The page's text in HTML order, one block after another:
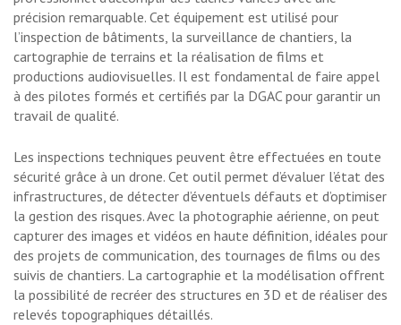
précision remarquable. Cet équipement est utilisé pour
l’inspection de bâtiments, la surveillance de chantiers, la
cartographie de terrains et la réalisation de films et
productions audiovisuelles. Il est fondamental de faire appel
à des pilotes formés et certifiés par la DGAC pour garantir un
travail de qualité.
Les inspections techniques peuvent être effectuées en toute
sécurité grâce à un drone. Cet outil permet d’évaluer l’état des
infrastructures, de détecter d’éventuels défauts et d’optimiser
la gestion des risques. Avec la photographie aérienne, on peut
capturer des images et vidéos en haute définition, idéales pour
des projets de communication, des tournages de films ou des
suivis de chantiers. La cartographie et la modélisation offrent
la possibilité de recréer des structures en 3D et de réaliser des
relevés topographiques détaillés.